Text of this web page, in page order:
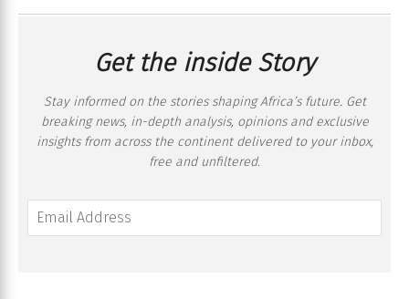
Get the inside Story
Stay informed on the stories shaping Africa’s future. Get
breaking news, in-depth analysis, opinions and exclusive
insights from across the continent delivered to your inbox,
free and unfiltered.